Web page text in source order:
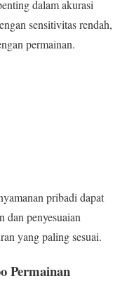
dalam akurasi
sensitivitas rendah,
permainan.
pribadi dapat
dan penyesuaian
yang paling sesuai.
Permainan